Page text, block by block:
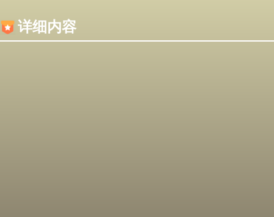
详细内容